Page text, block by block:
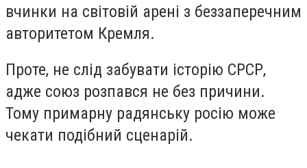
вчинки на світовій арені з беззаперечним
авторитетом Кремля.
Проте, не слід забувати історію СРСР,
адже союз розпався не без причини.
Тому примарну радянську росію може
чекати подібний сценарій.